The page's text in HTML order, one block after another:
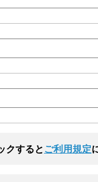
クするとご利用規定